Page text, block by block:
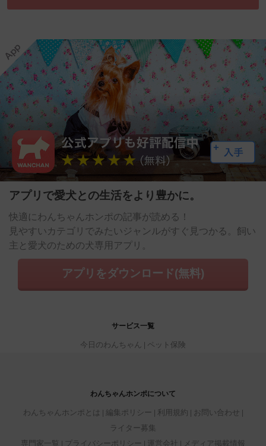
アプリで愛犬との生活をより豊かに。
快適にわんちゃんホンポの記事が読める！
見やすいカテゴリでみたいジャンルがすぐ見つかる。飼い
主と愛犬のための犬専用アプリ。
アプリをダウンロード(無料)
サービス一覧
今日のわんちゃん ペット保険
わんちゃんホンポについて
わんちゃんホンポとは 編集ポリシー 利用規約
お問い合わせ
ライター募集
専門家一覧
プライバシーポリシー 運営会社 メディア掲載情報